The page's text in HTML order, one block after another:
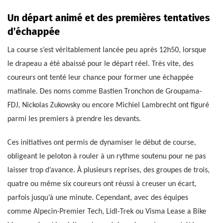
Un départ animé et des premières tentatives
d’échappée
La course s’est véritablement lancée peu après 12h50, lorsque
le drapeau a été abaissé pour le départ réel. Très vite, des
coureurs ont tenté leur chance pour former une échappée
matinale. Des noms comme Bastien Tronchon de Groupama-
FDJ, Nickolas Zukowsky ou encore Michiel Lambrecht ont figuré
parmi les premiers à prendre les devants.
Ces initiatives ont permis de dynamiser le début de course,
obligeant le peloton à rouler à un rythme soutenu pour ne pas
laisser trop d’avance. À plusieurs reprises, des groupes de trois,
quatre ou même six coureurs ont réussi à creuser un écart,
parfois jusqu’à une minute. Cependant, avec des équipes
comme Alpecin-Premier Tech, Lidl-Trek ou Visma Lease a Bike